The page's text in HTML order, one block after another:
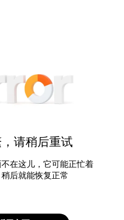
请稍后重试
在这儿，它可能正忙着
后就能恢复正常